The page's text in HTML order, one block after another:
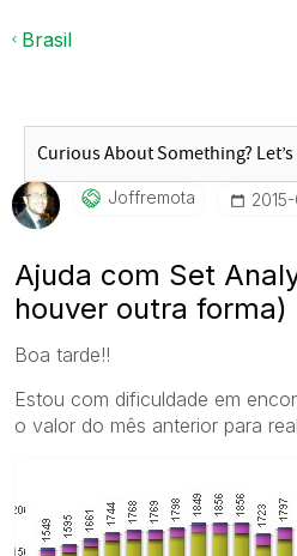
Brasil
Joffremota
Ajuda com Set
houver outra forma)
Boa tarde!!
Estou com dificuldade em
o valor do mês anterior para